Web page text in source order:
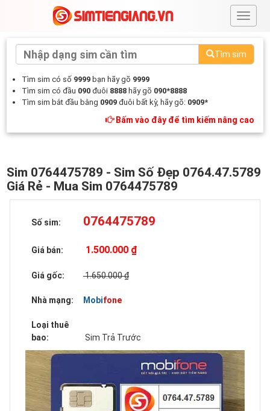
#
Tìm sim
Tìm sim có số 9999 bạn hãy gõ 9999
Tìm sim có đầu 090 đuôi 8888 hãy gõ 090*8888
Tìm sim bắt đầu bằng 0909 đuôi bất kỳ, hãy gõ: 0909*
Bấm vào đây để tìm kiếm nâng cao
Sim 0764475789 - Sim Số Đẹp 0764.47.5789
Giá Rẻ - Mua Sim 0764475789
Số sim: 0764475789
Giá bán: 1.500.000 ₫
Giá gốc: 1.650.000 ₫
Nhà mạng: Mobifone
Loại thuê
bao:
Sim Trả Trước